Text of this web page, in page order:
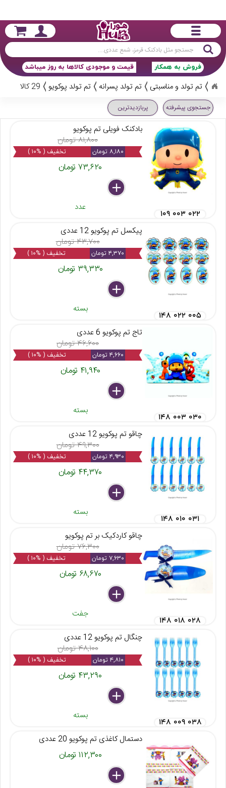
جستجو
قیمت و موجودی کالاها به روز میباشد فروش به همکار
تم تولد و مناسبتی تم تولد پسرانه تم تولد پوکویو 29 کالا
جستجوی پیشرفته پربازدیدترین
بادکنک فویلی تم پوکویو
۸۱,۸۰۰ تومان
۸,۱۸۰ تومان تخفیف ( %۱۰ )
۷۳,۶۲۰ تومان
delete
remove
add
عدد
۱۰۹ ۰۰۳ ۰۲۲
پیکسل تم پوکویو 12 عددی
۴۳,۷۰۰ تومان
۴,۳۷۰ تومان تخفیف ( %۱۰ )
۳۹,۳۳۰ تومان
delete
remove
add
بسته
۱۴۸ ۰۲۲ ۰۰۵
تاج تم پوکویو 6 عددی
۴۶,۶۰۰ تومان
۴,۶۶۰ تومان تخفیف ( %۱۰ )
۴۱,۹۴۰ تومان
delete
remove
add
بسته
۱۴۸ ۰۰۳ ۰۳۰
چاقو تم پوکویو 12 عددی
۴۹,۳۰۰ تومان
۴,۹۳۰ تومان تخفیف ( %۱۰ )
۴۴,۳۷۰ تومان
delete
remove
add
بسته
۱۴۸ ۰۱۰ ۰۳۱
چاقو کاردکیک بر تم پوکویو
۷۶,۳۰۰ تومان
۷,۶۳۰ تومان تخفیف ( %۱۰ )
۶۸,۶۷۰ تومان
delete
remove
add
جفت
۱۴۸ ۰۱۸ ۰۲۸
چنگال تم پوکویو 12 عددی
۴۸,۱۰۰ تومان
۴,۸۱۰ تومان تخفیف ( %۱۰ )
۴۳,۲۹۰ تومان
delete
remove
add
بسته
۱۴۸ ۰۰۹ ۰۳۸
دستمال کاغذی تم پوکویو 20 عددی
۱۱۲,۳۰۰ تومان
delete
remove
add